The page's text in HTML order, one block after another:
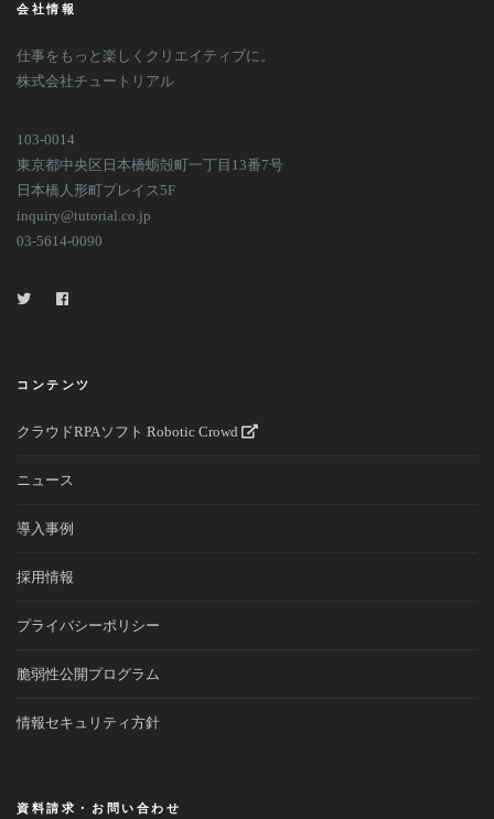
会社情報
仕事をもっと楽しくクリエイティブに。
株式会社チュートリアル
103-0014
東京都中央区日本橋蛎殻町一丁目13番7号
日本橋人形町プレイス5F
inquiry@tutorial.co.jp
03-5614-0090
コンテンツ
クラウドRPAソフト Robotic Crowd
ニュース
導入事例
採用情報
プライバシーポリシー
脆弱性公開プログラム
情報セキュリティ方針
資料請求・お問い合わせ